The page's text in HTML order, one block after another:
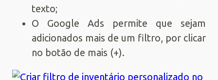
texto;
O Google Ads permite que sejam
adicionados mais de um filtro, por clicar
no botão de mais (+).